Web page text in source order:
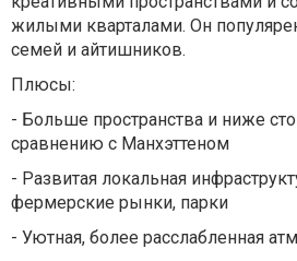
жилыми кварталами. Он
семей и айтишников.
Плюсы:
- Больше пространства и ниже
сравнению с Манхэттеном
- Развитая локальная
фермерские рынки, парки
- Уютная, более расслабленная